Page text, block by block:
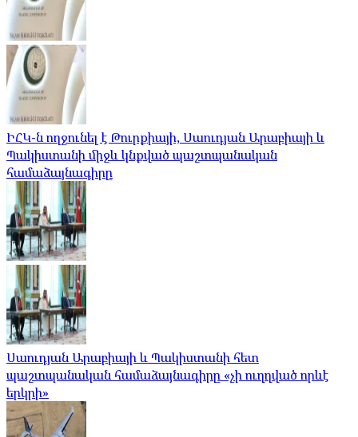
ԻՀԿ-ն ողջունել է Թուրքիայի, Սաուդյան Արաբիայի և
Պակիստանի միջև կնքված պաշտպանական
համաձայնագիրը
Սաուդյան Արաբիայի և Պակիստանի հետ
պաշտպանական համաձայնագիրը «չի ուղղված որևէ
երկրի»